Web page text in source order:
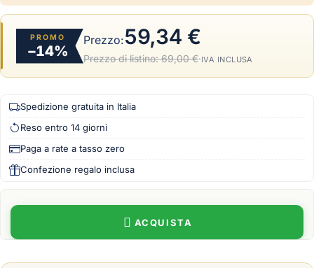
PROMO
−14%
Prezzo:59,34 €
Prezzo di listino:69,00 €·IVA INCLUSA
Spedizione gratuita in Italia
Reso entro 14 giorni
Paga a rate a tasso zero
Confezione regalo inclusa
ACQUISTA